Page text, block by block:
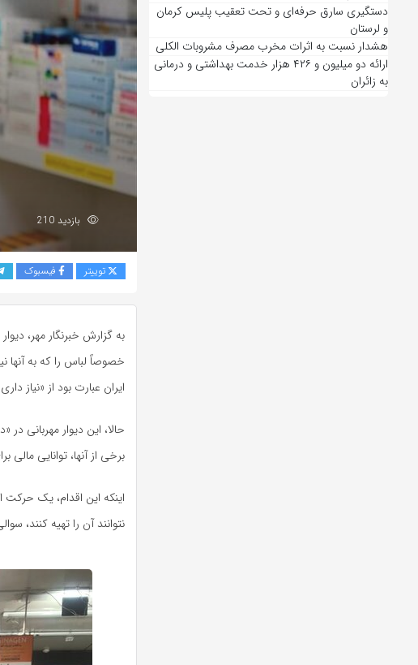
دستگیری سارق حرفه‌ای و تحت تعقیب پلیس کرمان
و لرستان
هشدار نسبت به اثرات مخرب مصرف مشروبات الکلی
ارائه دو میلیون و ۴۲۶ هزار خدمت بهداشتی و درمانی
به زائران
بازدید 210
توییتر فیسبوک
به گزارش خبرنگار مهر،
خصوصاً لباس را که به آنها
ایران عبارت بود از «نیاز
حالا، این دیوار مهربانی
برخی از آنها، توانایی مالی
اینکه این اقدام، یک حرکت
نتوانند آن را تهیه کنند،